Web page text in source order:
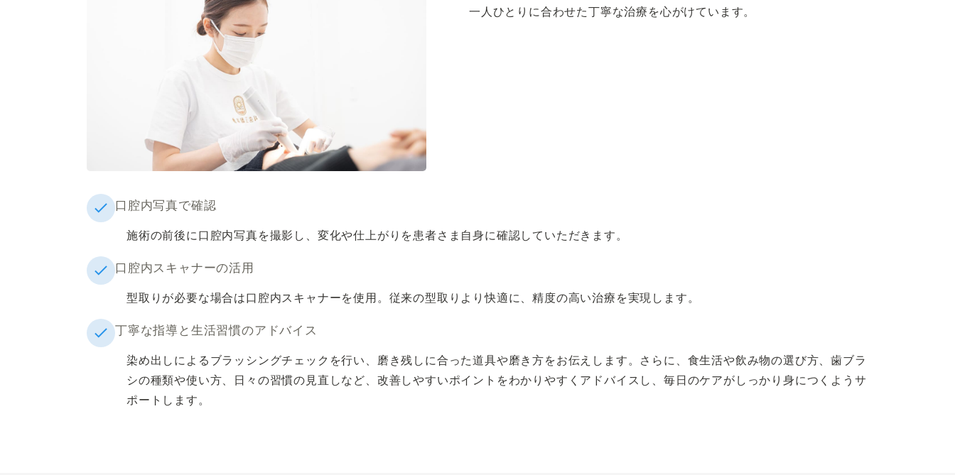
一人ひとりに合わせた丁寧な治療を心がけています。
口腔内写真で確認
施術の前後に口腔内写真を撮影し、変化や仕上がりを患者さま自身に確認していただきます。
口腔内スキャナーの活用
型取りが必要な場合は口腔内スキャナーを使用。従来の型取りより快適に、精度の高い治療を実現します。
丁寧な指導と生活習慣のアドバイス
染め出しによるブラッシングチェックを行い、磨き残しに合った道具や磨き方をお伝えします。さらに、食生活や飲み物の選び方、歯ブラ
シの種類や使い方、日々の習慣の見直しなど、改善しやすいポイントをわかりやすくアドバイスし、毎日のケアがしっかり身につくようサ
ポートします。